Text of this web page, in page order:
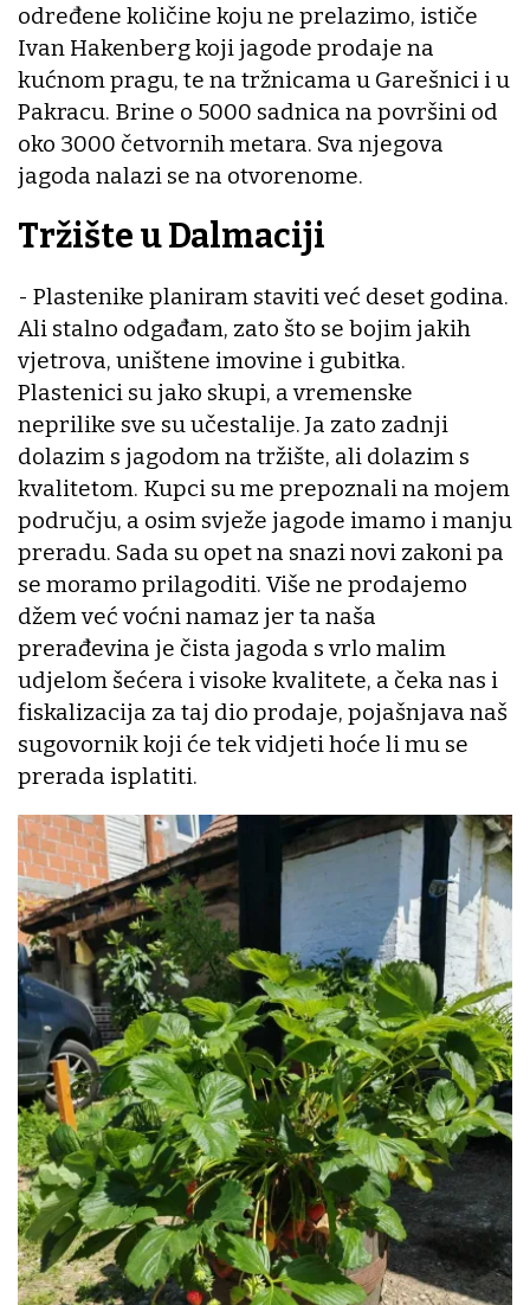
određene količine koju ne prelazimo, ističe
Ivan Hakenberg koji jagode prodaje na
kućnom pragu, te na tržnicama u Garešnici i u
Pakracu. Brine o 5000 sadnica na površini od
oko 3000 četvornih metara. Sva njegova
jagoda nalazi se na otvorenome.
Tržište u Dalmaciji
- Plastenike planiram staviti već deset godina.
Ali stalno odgađam, zato što se bojim jakih
vjetrova, uništene imovine i gubitka.
Plastenici su jako skupi, a vremenske
neprilike sve su učestalije. Ja zato zadnji
dolazim s jagodom na tržište, ali dolazim s
kvalitetom. Kupci su me prepoznali na mojem
području, a osim svježe jagode imamo i manju
preradu. Sada su opet na snazi novi zakoni pa
se moramo prilagoditi. Više ne prodajemo
džem već voćni namaz jer ta naša
prerađevina je čista jagoda s vrlo malim
udjelom šećera i visoke kvalitete, a čeka nas i
fiskalizacija za taj dio prodaje, pojašnjava naš
sugovornik koji će tek vidjeti hoće li mu se
prerada isplatiti.